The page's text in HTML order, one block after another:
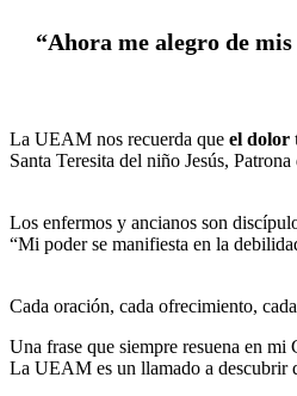
“Ahora me alegro de
La UEAM nos recuerda que el dolor
Santa Teresita del niño Jesús,
Los enfermos y ancianos son
“Mi poder se manifiesta en la
Cada oración, cada ofrecimiento,
Una frase que siempre resuena en mi
La UEAM es un llamado a descubrir